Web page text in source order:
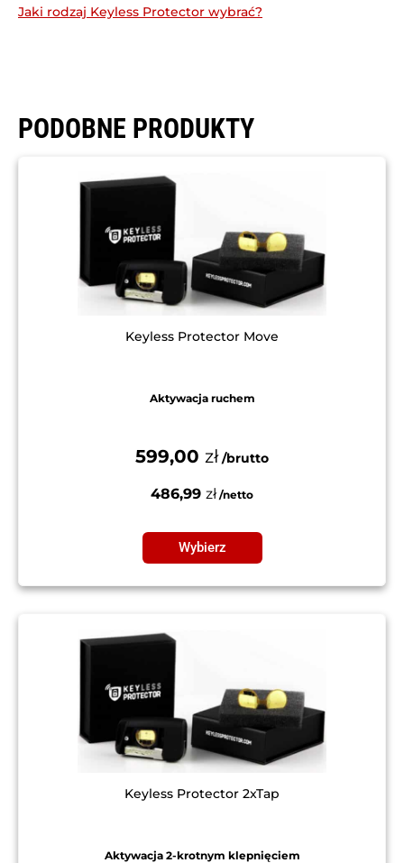
Jaki rodzaj Keyless Protector wybrać?
PODOBNE PRODUKTY
Keyless Protector Move
Aktywacja ruchem
599,00 zł
486,99 zł
Wybierz
Keyless Protector 2xTap
Aktywacja 2-krotnym klepnięciem